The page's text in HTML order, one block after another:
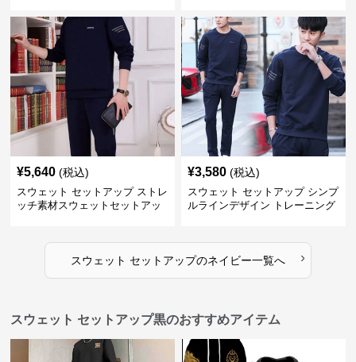
¥5,640 (税込)
スウェット セットアップ ストレ
ッチ素材スウェットセットアッ
¥3,580 (税込)
スウェット セットアップ シンプ
ルラインデザイン トレーニング
スウェット セットアップのネイビー一覧へ ›
スウェット セットアップ黒のおすすめアイテム